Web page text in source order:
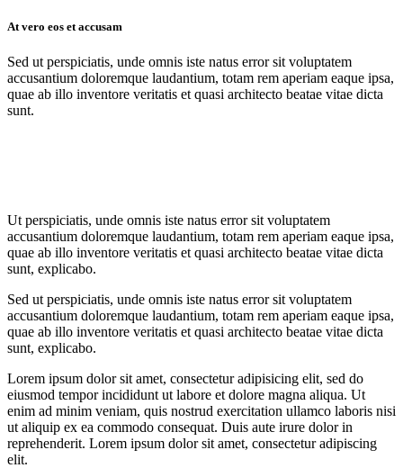
At vero eos et accusam
Sed ut perspiciatis, unde omnis iste natus error sit voluptatem
accusantium doloremque laudantium, totam rem aperiam eaque ipsa,
quae ab illo inventore veritatis et quasi architecto beatae vitae dicta
sunt.
Ut perspiciatis, unde omnis iste natus error sit voluptatem
accusantium doloremque laudantium, totam rem aperiam eaque ipsa,
quae ab illo inventore veritatis et quasi architecto beatae vitae dicta
sunt, explicabo.
Sed ut perspiciatis, unde omnis iste natus error sit voluptatem
accusantium doloremque laudantium, totam rem aperiam eaque ipsa,
quae ab illo inventore veritatis et quasi architecto beatae vitae dicta
sunt, explicabo.
Lorem ipsum dolor sit amet, consectetur adipisicing elit, sed do
eiusmod tempor incididunt ut labore et dolore magna aliqua. Ut
enim ad minim veniam, quis nostrud exercitation ullamco laboris nisi
ut aliquip ex ea commodo consequat. Duis aute irure dolor in
reprehenderit. Lorem ipsum dolor sit amet, consectetur adipiscing
elit.